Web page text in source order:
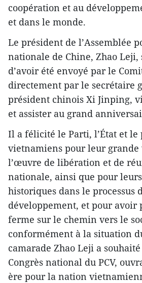
coopération et au
et dans le monde.
Le président de l’Assemblée
nationale de Chine, Zhao Leji,
d’avoir été envoyé par le
directement par le secrétaire
président chinois Xi Jinping,
et assister au grand
Il a félicité le Parti, l’État et le
vietnamiens pour leur grande
l’œuvre de libération et de
nationale, ainsi que pour
historiques dans le processus
développement, et pour avoir
ferme sur le chemin vers le
conformément à la situation
camarade Zhao Leji a
Congrès national du PCV,
ère pour la nation